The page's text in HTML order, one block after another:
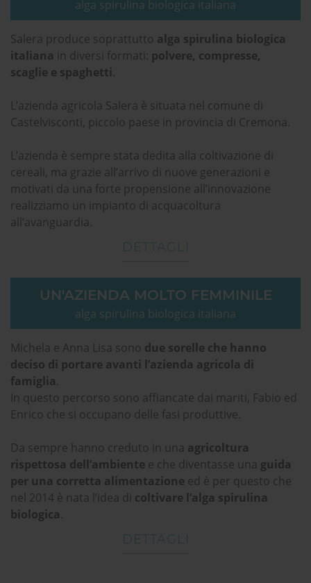
alga spirulina biologica italiana
Salera produce soprattutto alga spirulina biologica
italiana in diversi formati: polvere, compresse,
scaglie e spaghetti.
L’azienda agricola Salera è situata nel comune di
Castelvisconti, piccolo paese in provincia di Cremona.
L’azienda è sempre stata dedita alla coltivazione di
cereali, ma grazie all’arrivo di nuove generazioni e
motivati da una forte propensione all’innovazione
realizziamo un impianto di acquacoltura
all’avanguardia.
DETTAGLI
UN'AZIENDA MOLTO FEMMINILE
alga spirulina biologica italiana
Michela e Anna Lisa sono due sorelle che hanno
deciso di portare avanti l’azienda agricola di
famiglia.
In questo percorso sono affiancate dai mariti, Fabio ed
Enrico che si occupano delle fasi produttive.
Da sempre hanno creduto in una agricoltura
rispettosa dell’ambiente e che diventasse una guida
per una corretta alimentazione ed è per questo che
nel 2014 è nata l’idea di coltivare l’alga spirulina
biologica.
DETTAGLI